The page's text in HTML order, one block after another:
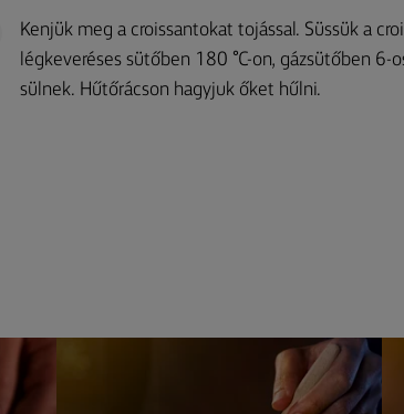
Kenjük meg a croissantokat tojással. Süssük a
légkeveréses sütőben 180 °C-on, gázsütőben
sülnek. Hűtőrácson hagyjuk őket hűlni.